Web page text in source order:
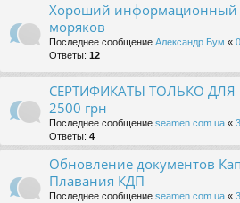
Хороший информационный
моряков
Последнее сообщение Александр Бум «
Ответы: 12
СЕРТИФИКАТЫ ТОЛЬКО
2500 грн
Последнее сообщение seamen.com.ua «
Ответы: 4
Обновление документов
Плавания КДП
Последнее сообщение seamen.com.ua «